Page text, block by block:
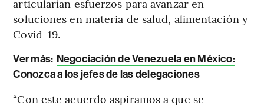
articularían esfuerzos para avanzar en
soluciones en materia de salud, alimentación y
Covid-19.
Ver más: Negociación de Venezuela en México:
Conozca a los jefes de las delegaciones
“Con este acuerdo aspiramos a que se